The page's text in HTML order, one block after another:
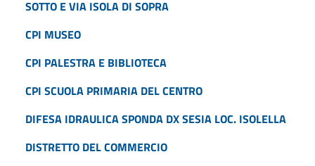
SOTTO E VIA ISOLA DI SOPRA
CPI MUSEO
CPI PALESTRA E BIBLIOTECA
CPI SCUOLA PRIMARIA DEL CENTRO
DIFESA IDRAULICA SPONDA DX SESIA LOC. ISOLELLA
DISTRETTO DEL COMMERCIO